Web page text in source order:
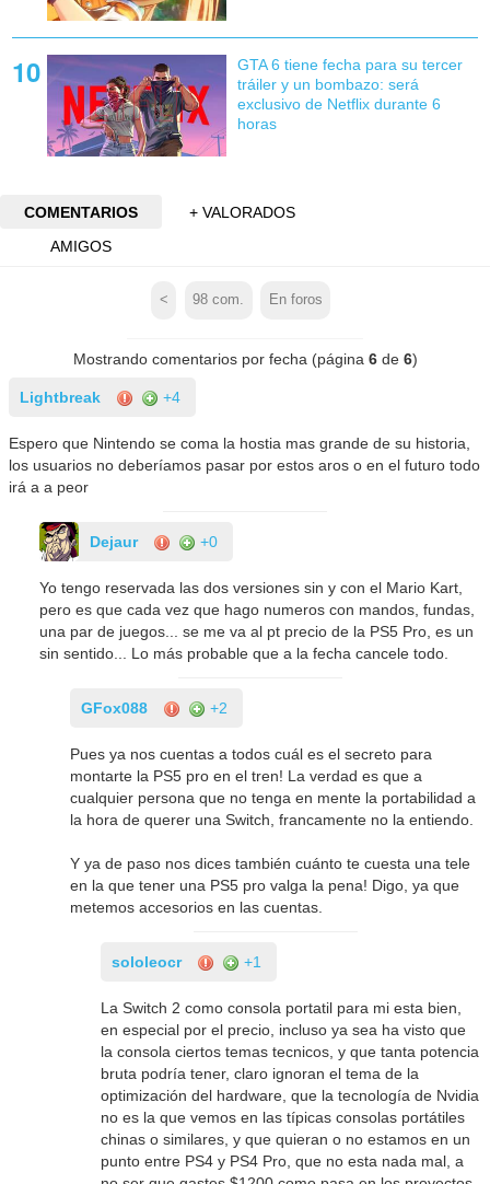
GTA 6 tiene fecha para su tercer
tráiler y un bombazo: será
exclusivo de Netflix durante 6
horas
COMENTARIOS
+ VALORADOS
AMIGOS
< 98 com. En foros
Mostrando comentarios por fecha (página 6de 6)
Lightbreak +4
Espero que Nintendo se coma la hostia mas grande de su historia,
los usuarios no deberíamos pasar por estos aros o en el futuro todo
irá a a peor
Dejaur +0
Yo tengo reservada las dos versiones sin y con el Mario Kart,
pero es que cada vez que hago numeros con mandos, fundas,
una par de juegos... se me va al pt precio de la PS5 Pro, es un
sin sentido... Lo más probable que a la fecha cancele todo.
GFox088 +2
Pues ya nos cuentas a todos cuál es el secreto para
montarte la PS5 pro en el tren! La verdad es que a
cualquier persona que no tenga en mente la portabilidad a
la hora de querer una Switch, francamente no la entiendo.
Y ya de paso nos dices también cuánto te cuesta una tele
en la que tener una PS5 pro valga la pena! Digo, ya que
metemos accesorios en las cuentas.
sololeocr +1
La Switch 2 como consola portatil para mi esta bien,
en especial por el precio, incluso ya sea ha visto que
la consola ciertos temas tecnicos, y que tanta potencia
bruta podría tener, claro ignoran el tema de la
optimización del hardware, que la tecnología de Nvidia
no es la que vemos en las típicas consolas portátiles
chinas o similares, y que quieran o no estamos en un
punto entre PS4 y PS4 Pro, que no esta nada mal, a